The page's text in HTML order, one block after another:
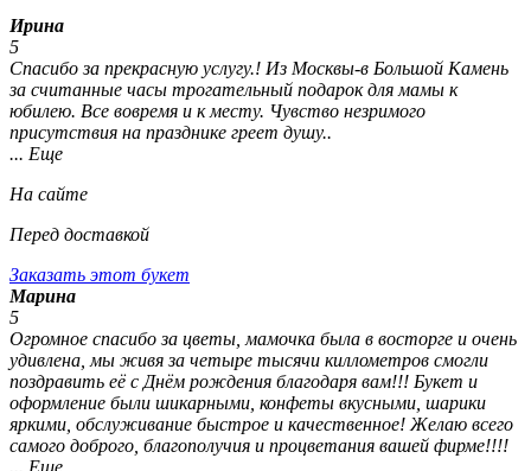
Ирина
5
Спасибо за прекрасную услугу.! Из Москвы-в Большой Камень
за считанные часы трогательный подарок для мамы к
юбилею. Все вовремя и к месту. Чувство незримого
присутствия на празднике греет душу..
... Еще
На сайте
Перед доставкой
Заказать этот букет
Марина
5
Огромное спасибо за цветы, мамочка была в восторге и очень
удивлена, мы живя за четыре тысячи киллометров смогли
поздравить её с Днём рождения благодаря вам!!! Букет и
оформление были шикарными, конфеты вкусными, шарики
яркими, обслуживание быстрое и качественное! Желаю всего
самого доброго, благополучия и процветания вашей фирме!!!!
... Еще